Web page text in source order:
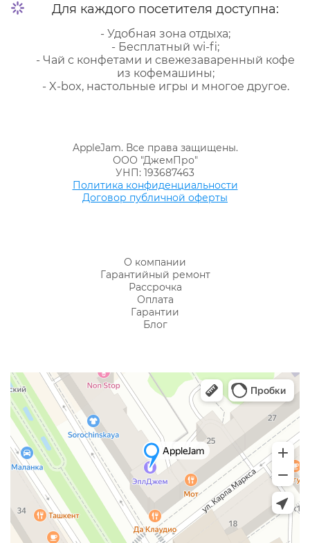
Для каждого посетителя доступна:
- Удобная зона отдыха;
- Бесплатный wi-fi;
- Чай с конфетами и свежезаваренный кофе
из кофемашины;
- X-box, настольные игры и многое другое.
AppleJam. Все права защищены.
ООО "ДжемПро"
УНП: 193687463
Политика конфиденциальности
Договор публичной оферты
О компании
Гарантийный ремонт
Рассрочка
Оплата
Гарантии
Блог